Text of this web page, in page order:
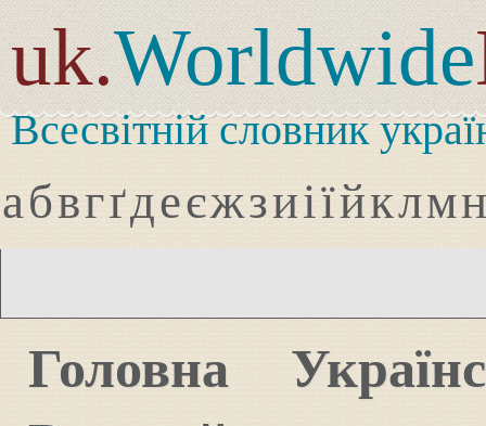
uk.Worldwide
Всесвітній словник
абвгґдеєжзиіїйклмн
Головна